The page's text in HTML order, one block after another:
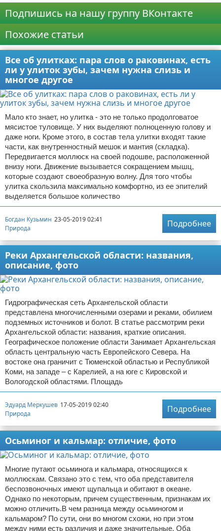
Подпишись на нашу группу ВКонтакте
Похожие статьи
Все об улитках: пара слов о раковинах, есть
ли у улиток зубы, зачем нужна слизь и
многое другое
Мало кто знает, но улитка - это не только продолговатое
мясистое туловище. У них выделяют полноценную голову и
даже ноги. Кроме этого, в состав тела улитки входят такие
части, как внутренностный мешок и мантия (складка).
Передвигается моллюск на своей подошве, расположенной
внизу ноги. Движение вызывается сокращением мышц,
которые создают своеобразную волну. Для того чтобы
улитка скользила максимально комфортно, из ее эпителий
выделяется большое количество
Богдан Кузьмин 23-05-2019 02:41
Природа
Подробнее
Реки Архангельской области: названия,
описание, фото
Гидрографическая сеть Архангельской области
представлена многочисленными озерами и реками, обилием
подземных источников и болот. В статье рассмотрим реки
Архангельской области: названия, краткие описания.
Географическое положение области Занимает Архангельская
область центральную часть Европейского Севера. На
востоке она граничит с Тюменской областью и Республикой
Коми, на западе – с Карелией, а на юге с Кировской и
Вологодской областями. Площадь
Эдуард Меркушев 17-05-2019 02:40
Природа
Подробнее
Осьминог и кальмар: отличие, фото
Многие путают осьминога и кальмара, относящихся к
моллюскам. Связано это с тем, что оба представителя
беспозвоночных имеют щупальца и обитают в океане.
Однако по некоторым, причем существенным, признакам их
можно отличить.В чем разница между осьминогом и
кальмаром? По сути, они во многом схожи, но при этом
между ними есть различия и даже значительные. Оба